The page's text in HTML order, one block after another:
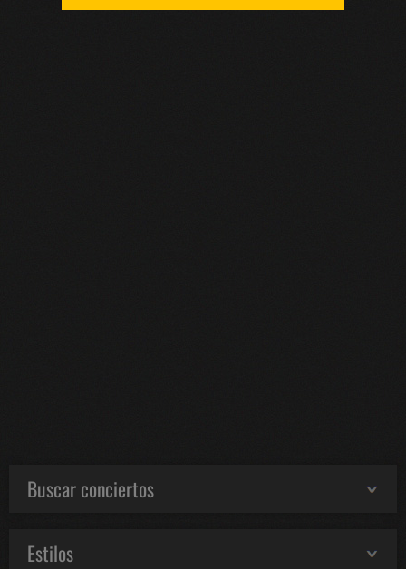
Buscar conciertos
Estilos